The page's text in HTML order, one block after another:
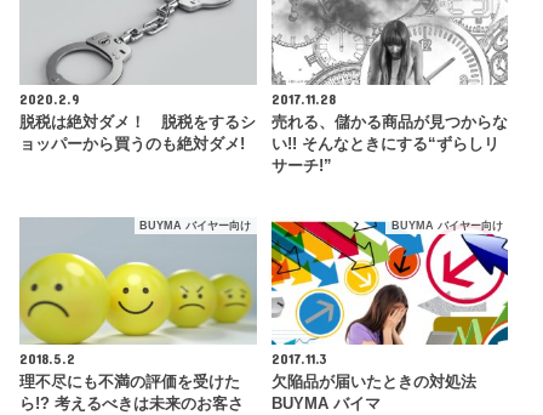
2020.2.9
脱税は絶対ダメ！ 脱税をするシ
ョッパーから買うのも絶対ダメ!
2017.11.28
売れる、儲かる商品が見つからな
い!! そんなときにする“ずらしリ
サーチ!”
BUYMA バイヤー向け
2018.5.2
理不尽にも不満の評価を受けた
ら!? 考えるべきは未来のお客さ
BUYMA バイヤー向け
2017.11.3
欠陥品が届いたときの対処法
BUYMA バイマ